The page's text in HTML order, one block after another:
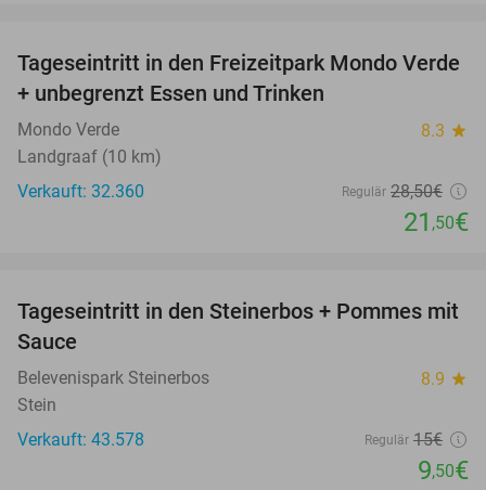
25%
Tageseintritt in den Freizeitpark Mondo Verde
+ unbegrenzt Essen und Trinken
Mondo Verde 8.3 star
Landgraaf (10 km)
Verkauft: 32.360
Regulär 28,50€
21 ,50€
37%
Tageseintritt in den Steinerbos + Pommes mit
Sauce
Belevenispark Steinerbos 8.9 star
Stein
Verkauft: 43.578
Regulär 15€
9,50€